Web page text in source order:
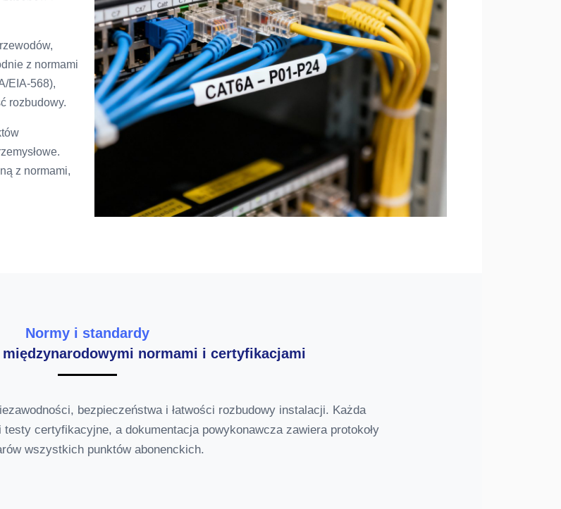
z normami
EIA-568),
rozbudowy.
z normami,
Normy i standardy
normami i certyfikacjami
bezpieczeństwa i łatwości rozbudowy instalacji. Każda
certyfikacyjne, a dokumentacja powykonawcza zawiera protokoły
wszystkich punktów abonenckich.